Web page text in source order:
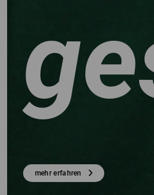
mehr erfahren